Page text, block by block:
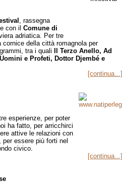
, rassegna
con il Comune di
adriatica. Per tre
della città romagnola per
tra i quali
Il Terzo Anello, Ad
e Profeti, Dottor Djembé e
[continua...]
esperienze, per poter
ha fatto, per arricchirci
attive le relazioni con
essere più forti nel
civico.
[continua...]